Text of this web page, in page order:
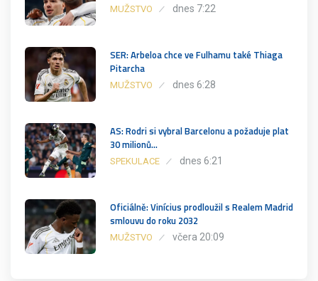
MUŽSTVO dnes 7:22
SER: Arbeloa chce ve Fulhamu také Thiaga
Pitarcha
MUŽSTVO dnes 6:28
AS: Rodri si vybral Barcelonu a požaduje plat
30 milionů…
SPEKULACE dnes 6:21
Oficiálně: Vinícius prodloužil s Realem Madrid
smlouvu do roku 2032
MUŽSTVO včera 20:09